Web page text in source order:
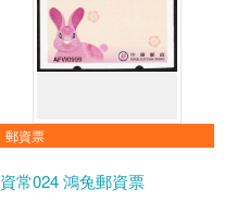
郵資票
資常024 鴻兔郵資票